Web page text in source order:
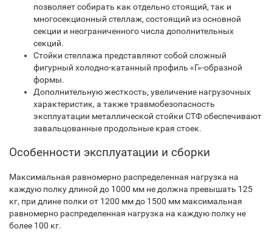
позволяет собирать как отдельно стоящий, так и
многосекционный стеллаж, состоящий из основной
секции и неограниченного числа дополнительных
секций.
Стойки стеллажа представляют собой сложный
фигурный холодно-катанный профиль «Г»-образной
формы.
Дополнительную жесткость, увеличение нагрузочных
характеристик, а также травмобезопасность
эксплуатации металлической стойки СТФ обеспечивают
завальцованные продольные края стоек.
Особенности эксплуатации и сборки
Максимальная равномерно распределенная нагрузка на
каждую полку длиной до 1000 мм не должна превышать 125
кг, при длине полки от 1200 мм до 1500 мм максимальная
равномерно распределенная нагрузка на каждую полку не
более 100 кг.